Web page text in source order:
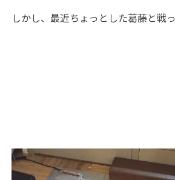
しかし、最近ちょっとした葛藤と戦っ